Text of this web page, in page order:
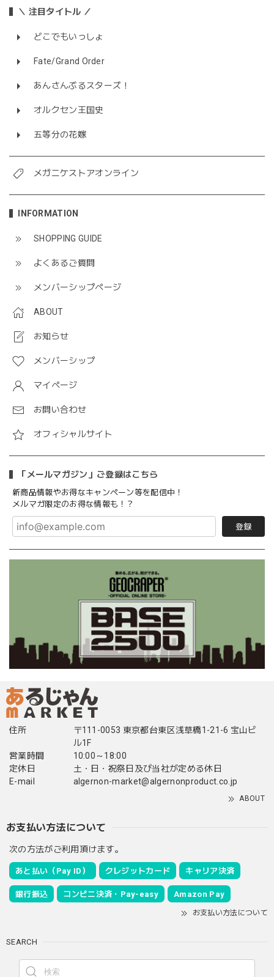
＼ 注目タイトル ／
どこでもいっしょ
Fate/Grand Order
あんさんぶるスターズ！
オルクセン王国史
五等分の花嫁
メガニケストアオンライン
INFORMATION
SHOPPING GUIDE
よくあるご質問
メンバーシップページ
ABOUT
お知らせ
メンバーシップ
マイページ
お問い合わせ
オフィシャルサイト
「メールマガジン」ご登録はこちら
新商品情報やお得なキャンペーン等を配信中！
メルマガ限定のお得な情報も！？
登録
住所
〒111-0053 東京都台東区浅草橋1-21-6 宝山ビ
ル1F
営業時間
10:00～18:00
定休日
土・日・祝祭日及び当社が定める休日
E-mail
algernon-market@algernonproduct.co.jp
ABOUT
お支払い方法について
次の方法がご利用頂けます。
あと払い（Pay ID） クレジットカード キャリア決済
銀行振込 コンビニ決済・Pay-easy Amazon Pay
お支払い方法について
SEARCH